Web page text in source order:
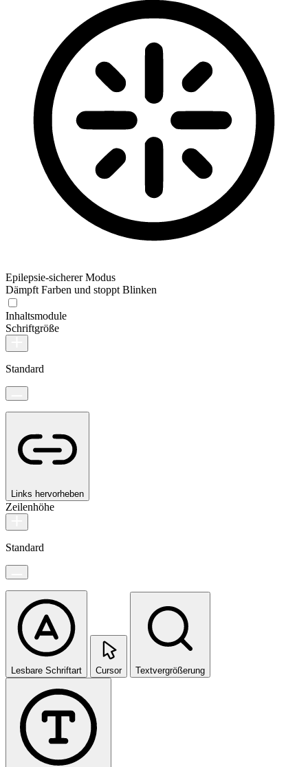
Epilepsie-sicherer Modus
Dämpft Farben und stoppt Blinken
Inhaltsmodule
Schriftgröße
Standard
Links hervorheben
Zeilenhöhe
Standard
Lesbare Schriftart Cursor Textvergrößerung